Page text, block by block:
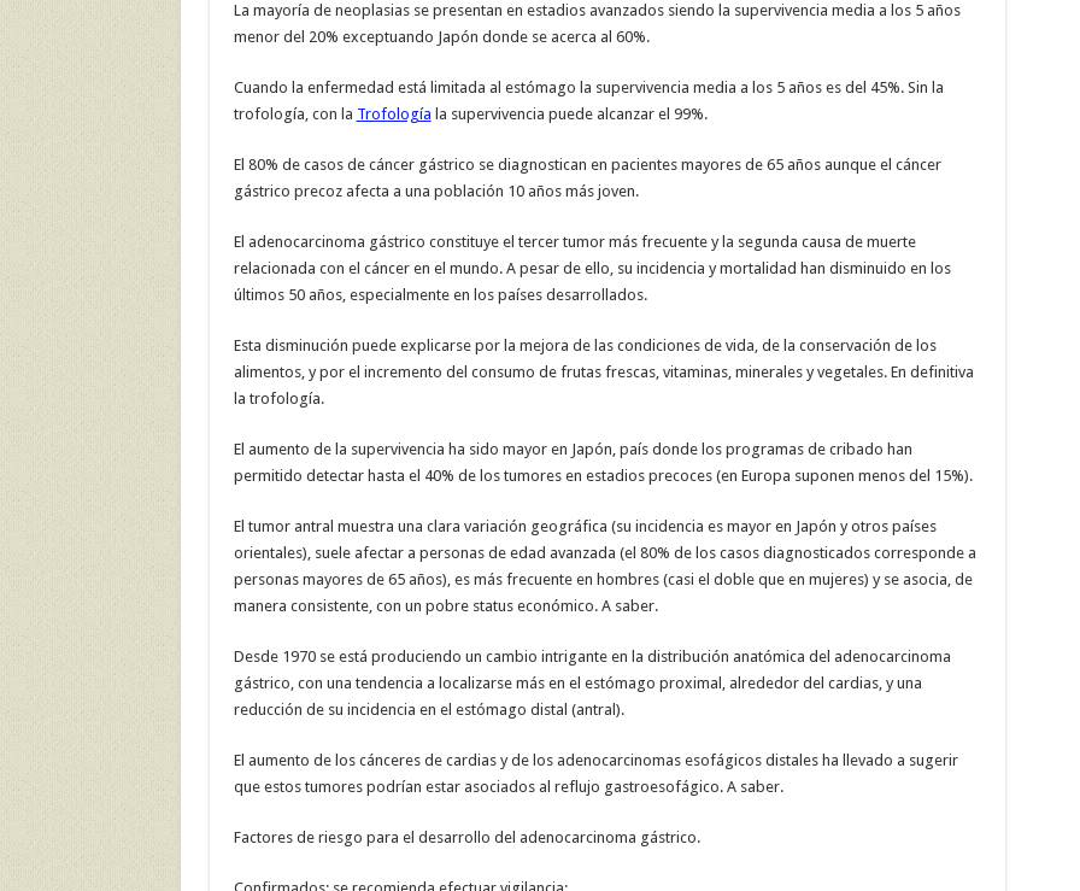
La mayoría de neoplasias se presentan en estadios avanzados siendo la supervivencia media a los 5 años
menor del 20% exceptuando Japón donde se acerca al 60%.
Cuando la enfermedad está limitada al estómago la supervivencia media a los 5 años es del 45%. Sin la
trofología, con la Trofología la supervivencia puede alcanzar el 99%.
El 80% de casos de cáncer gástrico se diagnostican en pacientes mayores de 65 años aunque el cáncer
gástrico precoz afecta a una población 10 años más joven.
El adenocarcinoma gástrico constituye el tercer tumor más frecuente y la segunda causa de muerte
relacionada con el cáncer en el mundo. A pesar de ello, su incidencia y mortalidad han disminuido en los
últimos 50 años, especialmente en los países desarrollados.
Esta disminución puede explicarse por la mejora de las condiciones de vida, de la conservación de los
alimentos, y por el incremento del consumo de frutas frescas, vitaminas, minerales y vegetales. En definitiva
la trofología.
El aumento de la supervivencia ha sido mayor en Japón, país donde los programas de cribado han
permitido detectar hasta el 40% de los tumores en estadios precoces (en Europa suponen menos del 15%).
El tumor antral muestra una clara variación geográfica (su incidencia es mayor en Japón y otros países
orientales), suele afectar a personas de edad avanzada (el 80% de los casos diagnosticados corresponde a
personas mayores de 65 años), es más frecuente en hombres (casi el doble que en mujeres) y se asocia, de
manera consistente, con un pobre status económico. A saber.
Desde 1970 se está produciendo un cambio intrigante en la distribución anatómica del adenocarcinoma
gástrico, con una tendencia a localizarse más en el estómago proximal, alrededor del cardias, y una
reducción de su incidencia en el estómago distal (antral).
El aumento de los cánceres de cardias y de los adenocarcinomas esofágicos distales ha llevado a sugerir
que estos tumores podrían estar asociados al reflujo gastroesofágico. A saber.
Factores de riesgo para el desarrollo del adenocarcinoma gástrico.